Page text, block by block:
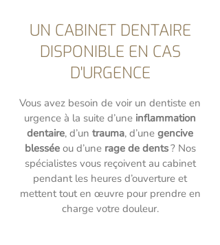
UN CABINET DENTAIRE
DISPONIBLE EN CAS
D'URGENCE
Vous avez besoin de voir un dentiste en
urgence à la suite d’une inflammation
dentaire, d’un trauma, d’une gencive
blesséeou d’une rage de dents? Nos
spécialistes vous reçoivent au cabinet
pendant les heures d’ouverture et
mettent tout en œuvre pour prendre en
charge votre douleur.